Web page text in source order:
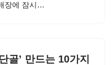
장에 잠시…
골’ 만드는 10가지